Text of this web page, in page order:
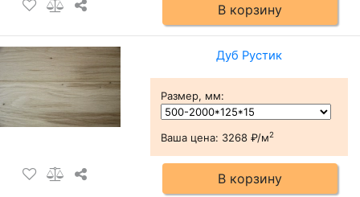
В корзину
Дуб Рустик
Размер, мм:
Ваша цена: 3268 ₽/м2
В корзину